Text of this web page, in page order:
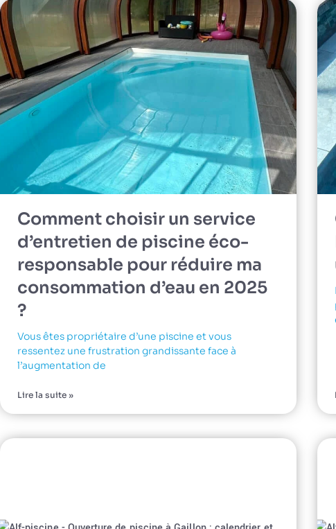
Comment choisir un service
d’entretien de piscine éco-
responsable pour réduire ma
consommation d’eau en 2025
?
Vous êtes propriétaire d’une piscine et vous
ressentez une frustration grandissante face à
l’augmentation de
Lire la suite »